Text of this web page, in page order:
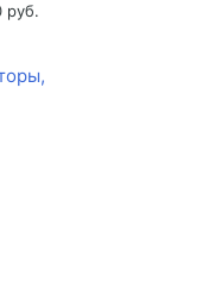
руб.